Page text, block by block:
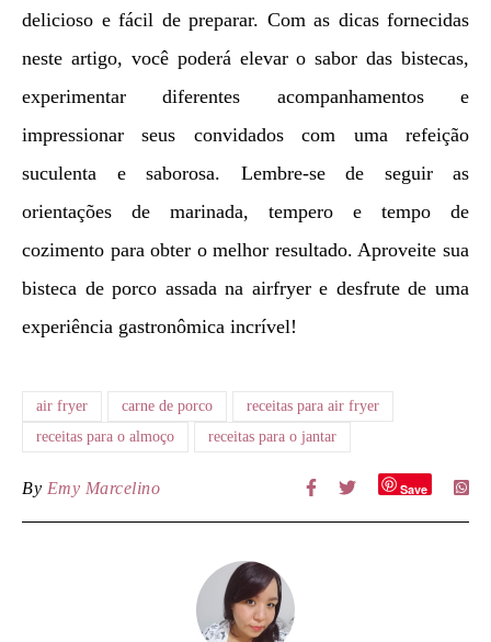
delicioso e fácil de preparar. Com as dicas fornecidas
neste artigo, você poderá elevar o sabor das bistecas,
experimentar diferentes acompanhamentos e
impressionar seus convidados com uma refeição
suculenta e saborosa. Lembre-se de seguir as
orientações de marinada, tempero e tempo de
cozimento para obter o melhor resultado. Aproveite sua
bisteca de porco assada na airfryer e desfrute de uma
experiência gastronômica incrível!
air fryer carne de porco
receitas para air fryer
receitas para o almoço
receitas para o jantar
By Emy Marcelino Save